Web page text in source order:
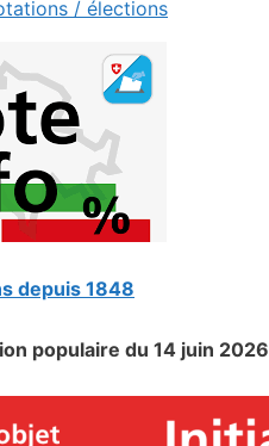
/ élections
depuis 1848
populaire du 14 juin 2026